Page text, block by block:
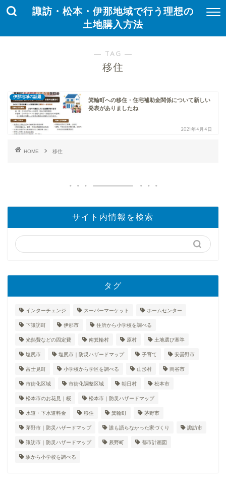
諏訪・松本・伊那地域で行う理想の
土地購入方法
― TAG ―
移住
伊那地域の話題
箕輪町への移住・住宅補助金関係について新しい
発表がありましたね
2021年4月4日
HOME 移住
サイト内情報を検索
タグ
インターチェンジ スーパーマーケット ホームセンター
下諏訪町 伊那市 住所から小学校を調べる
光熱費などの固定費 南箕輪村 原村 土地選び基準
塩尻市 塩尻市｜防災ハザードマップ 子育て 安曇野市
富士見町 小学校から学区を調べる 山形村 岡谷市
市街化区域 市街化調整区域 朝日村 松本市
松本市のお花見｜桜 松本市｜防災ハザードマップ
水道・下水道料金 移住 箕輪町 茅野市
茅野市｜防災ハザードマップ 誰も語らなかった家づくり 諏訪市
諏訪市｜防災ハザードマップ 辰野町 都市計画図
駅から小学校を調べる